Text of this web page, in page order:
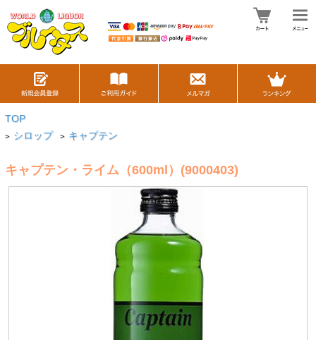
TOP
> シロップ > キャプテン
キャプテン・ライム（600ml）(9000403)